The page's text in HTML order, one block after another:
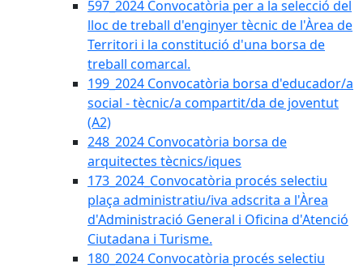
597_2024 Convocatòria per a la selecció del
lloc de treball d'enginyer tècnic de l'Àrea de
Territori i la constitució d'una borsa de
treball comarcal.
199_2024 Convocatòria borsa d'educador/a
social - tècnic/a compartit/da de joventut
(A2)
248_2024 Convocatòria borsa de
arquitectes tècnics/iques
173_2024_Convocatòria procés selectiu
plaça administratiu/iva adscrita a l'Àrea
d'Administració General i Oficina d'Atenció
Ciutadana i Turisme.
180_2024 Convocatòria procés selectiu